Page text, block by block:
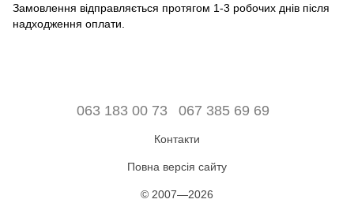
Замовлення відправляється протягом 1-3 робочих днів після
надходження оплати.
063 183 00 73 067 385 69 69
Контакти
Повна версія сайту
© 2007—2026